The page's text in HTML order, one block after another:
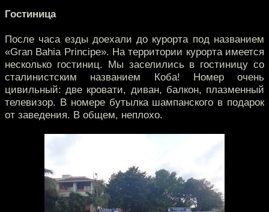
Гостиница
После часа езды доехали до курорта под названием
«Gran Bahia Principe». На территории курорта имеется
несколько гостиниц. Мы заселились в гостиницу со
сталинистским названием Коба! Номер очень
цивильный: две кровати, диван, балкон, плазменный
телевизор. В номере бутылка шампанского в подарок
от заведения. В общем, неплохо.